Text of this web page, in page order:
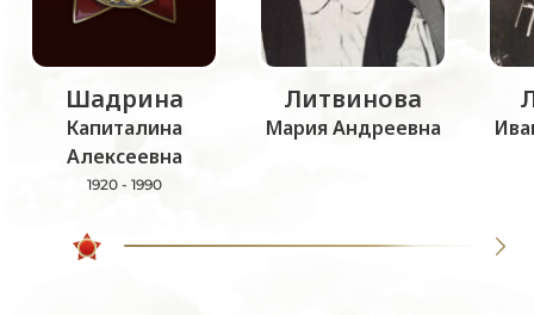
Шадрина
Капиталина
Алексеевна
1920 - 1990
Литвинова
Мария Андреевна